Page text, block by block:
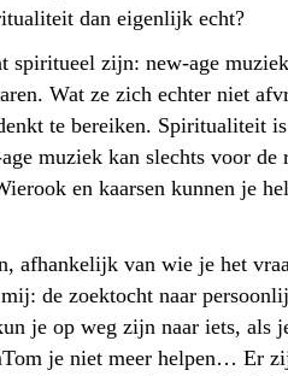
dan eigenlijk echt?
spiritueel zijn: new-age
Wat ze zich echter niet
te bereiken. Spiritualiteit
muziek kan slechts voor de
en kaarsen kunnen je
afhankelijk van wie je het
de zoektocht naar
je op weg zijn naar iets, als
je niet meer helpen… Er